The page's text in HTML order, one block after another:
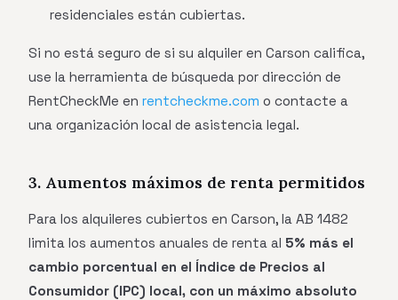
residenciales están cubiertas.
Si no está seguro de si su alquiler en Carson califica,
use la herramienta de búsqueda por dirección de
RentCheckMe en rentcheckme.com o contacte a
una organización local de asistencia legal.
3. Aumentos máximos de renta permitidos
Para los alquileres cubiertos en Carson, la AB 1482
limita los aumentos anuales de renta al 5% más el
cambio porcentual en el Índice de Precios al
Consumidor (IPC) local, con un máximo absoluto